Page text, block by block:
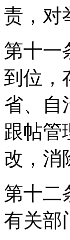
责，对
第十一
到位，
省、自
跟帖管
改，消
第十二
有关部